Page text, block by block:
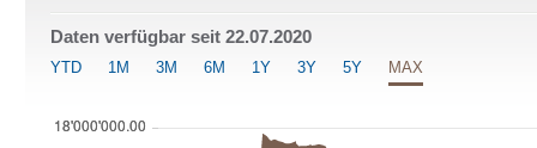
Daten verfügbar seit 22.07.2020
YTD 1M 3M 6M 1Y 3Y 5Y MAX